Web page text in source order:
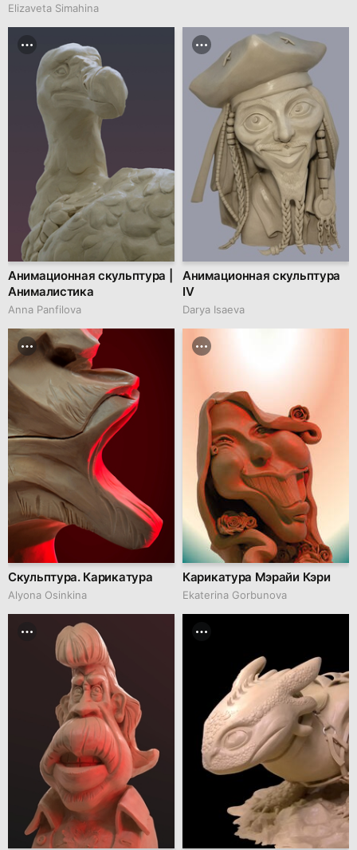
Elizaveta Simahina
Анимационная скульптура |
Анималистика
Anna Panfilova
Анимационная скульптура
IV
Darya Isaeva
Скульптура. Карикатура
Alyona Osinkina
Карикатура Мэрайи Кэри
Ekaterina Gorbunova